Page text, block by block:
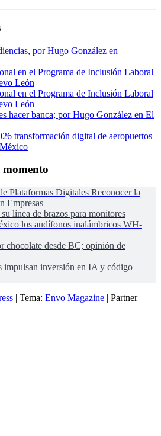
por Hugo González en
en el Programa de Inclusión Laboral
León
en el Programa de Inclusión Laboral
León
hacer banca; por Hugo González en El
transformación digital de aeropuertos
momento
Plataformas Digitales Reconocer la
Empresas
línea de brazos para monitores
los audífonos inalámbricos WH-
chocolate desde BC; opinión de
impulsan inversión en IA y código
| Tema: Envo Magazine | Partner